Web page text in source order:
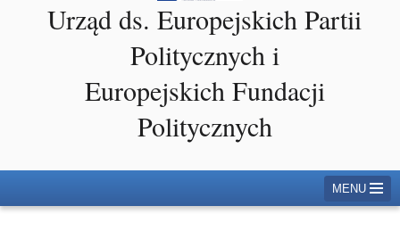
Urząd ds. Europejskich Partii
Politycznych i
Europejskich Fundacji
Politycznych
MENU